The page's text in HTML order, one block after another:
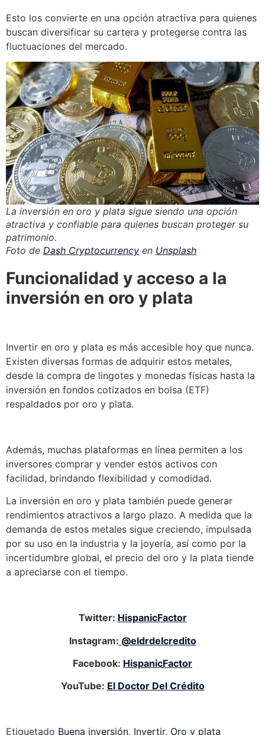
Esto los convierte en una opción atractiva para quienes
buscan diversificar su cartera y protegerse contra las
fluctuaciones del mercado.
La inversión en oro y plata sigue siendo una opción
atractiva y confiable para quienes buscan proteger su
patrimonio.
Foto de Dash Cryptocurrency en Unsplash
Funcionalidad y acceso a la
inversión en oro y plata
Invertir en oro y plata es más accesible hoy que nunca.
Existen diversas formas de adquirir estos metales,
desde la compra de lingotes y monedas físicas hasta la
inversión en fondos cotizados en bolsa (ETF)
respaldados por oro y plata.
Además, muchas plataformas en línea permiten a los
inversores comprar y vender estos activos con
facilidad, brindando flexibilidad y comodidad.
La inversión en oro y plata también puede generar
rendimientos atractivos a largo plazo. A medida que la
demanda de estos metales sigue creciendo, impulsada
por su uso en la industria y la joyería, así como por la
incertidumbre global, el precio del oro y la plata tiende
a apreciarse con el tiempo.
Twitter: HispanicFactor
Instagram: @eldrdelcredito
Facebook: HispanicFactor
YouTube: El Doctor Del Crédito
Etiquetado Buena inversión, Invertir, Oro y plata